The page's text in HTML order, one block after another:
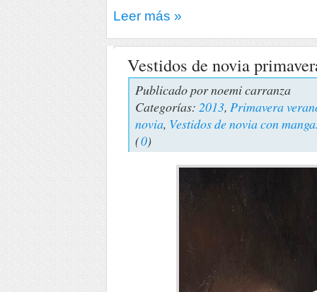
Leer más »
Vestidos de novia
Publicado pornoemi carranza
Categorías: 2013, Primavera
novia, Vestidos de novia con
(0)